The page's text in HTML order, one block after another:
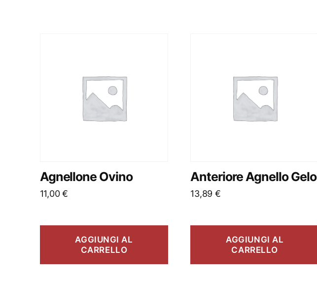
Agnellone Ovino
11,00€
AGGIUNGI AL
CARRELLO
Anteriore Agnello Gelo
13,89 €
AGGIUNGI AL
CARRELLO